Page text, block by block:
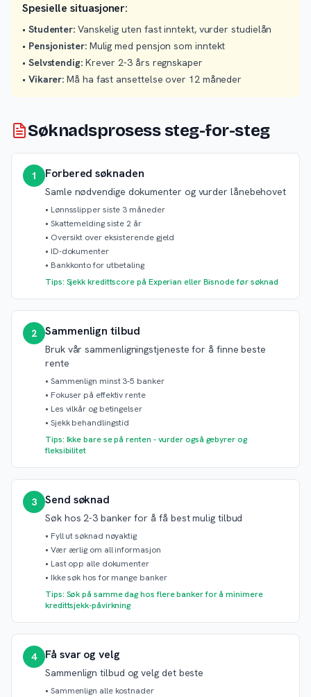
Spesielle situasjoner:
• Studenter: Vanskelig uten fast inntekt, vurder studielån
• Pensjonister:Mulig med pensjon som inntekt
• Selvstendig:Krever 2-3 års regnskaper
• Vikarer: Må ha fast ansettelse over 12 måneder
Søknadsprosess steg-for-steg
1 Forbered søknaden
Samle nødvendige dokumenter og vurder lånebehovet
• Lønnsslipper siste 3 måneder
• Skattemelding siste 2 år
• Oversikt over eksisterende gjeld
• ID-dokumenter
• Bankkonto for utbetaling
Tips: Sjekk kredittscore på Experian eller Bisnode før søknad
2 Sammenlign tilbud
Bruk vår sammenligningstjeneste for å finne beste
rente
• Sammenlign minst 3-5 banker
• Fokuser på effektiv rente
• Les vilkår og betingelser
• Sjekk behandlingstid
Tips: Ikke bare se på renten - vurder også gebyrer og
fleksibilitet
3 Send søknad
Søk hos 2-3 banker for å få best mulig tilbud
• Fyll ut søknad nøyaktig
• Vær ærlig om all informasjon
• Last opp alle dokumenter
• Ikke søk hos for mange banker
Tips: Søk på samme dag hos flere banker for å minimere
kredittsjekk-påvirkning
4 Få svar og velg
Sammenlign tilbud og velg det beste
• Sammenlign alle kostnader